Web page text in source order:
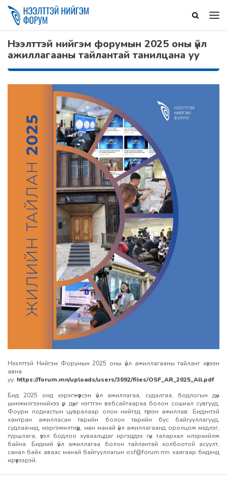
Нээлттэй нийгэм форумын 2025 оны үйл
ажиллагааны тайлантай танилцана уу
Нээлттэй Нийгэм Форумын 2025 оны үйл ажиллагааны тайланг хүлээн
авна
уу. https://forum.mn/uploads/users/3092/files/OSF_AR_2025_All.pdf
Бид 2025 онд хэрэгжүүлсэн үйл ажиллагаа, судалгаа, бодлогын дүн
шинжилгээнийхээ үр дүнг нэгтгэн вебсайтаараа болон сошиал сувгууд,
Фоурм подкастын цувралаар олон нийтэд түгээн ажиллав. Бидэнтэй
хамтран ажилласан төрийн болон төрийн бус байгууллагууд,
судлаачид, мэргэжилтнүүд, мөн манай үйл ажиллагаанд оролцож мэдлэг,
туршлага, үзэл бодлоо хуваалцдаг иргэддээ гүн талархал илэрхийлж
байна. Бидний үйл ажиллагаа болон тайлантай холбоотой асуулт,
санал байх аваас манай байгууллагын osf@forum.mn хаягаар бидэнд
ирүүлээрэй.